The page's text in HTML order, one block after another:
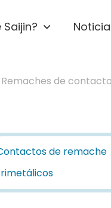
Saijin?
Remaches de
de remache